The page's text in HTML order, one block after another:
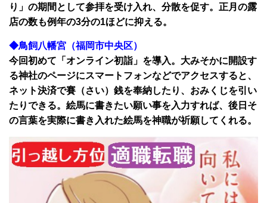
り」の期間として参拝を受け入れ、分散を促す。正月の露
店の数も例年の3分の1ほどに抑える。
◆鳥飼八幡宮（福岡市中央区）
今回初めて「オンライン初詣」を導入。大みそかに開設す
る神社のページにスマートフォンなどでアクセスすると、
ネット決済で賽（さい）銭を奉納したり、おみくじを引い
たりできる。絵馬に書きたい願い事を入力すれば、後日そ
の言葉を実際に書き入れた絵馬を神職が祈願してくれる。